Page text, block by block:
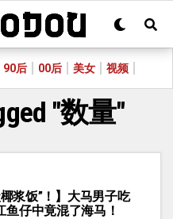
90后 00后 美女 视频
"数量"
椰浆饭”！】大马男子吃
鱼仔中竟混了海马！